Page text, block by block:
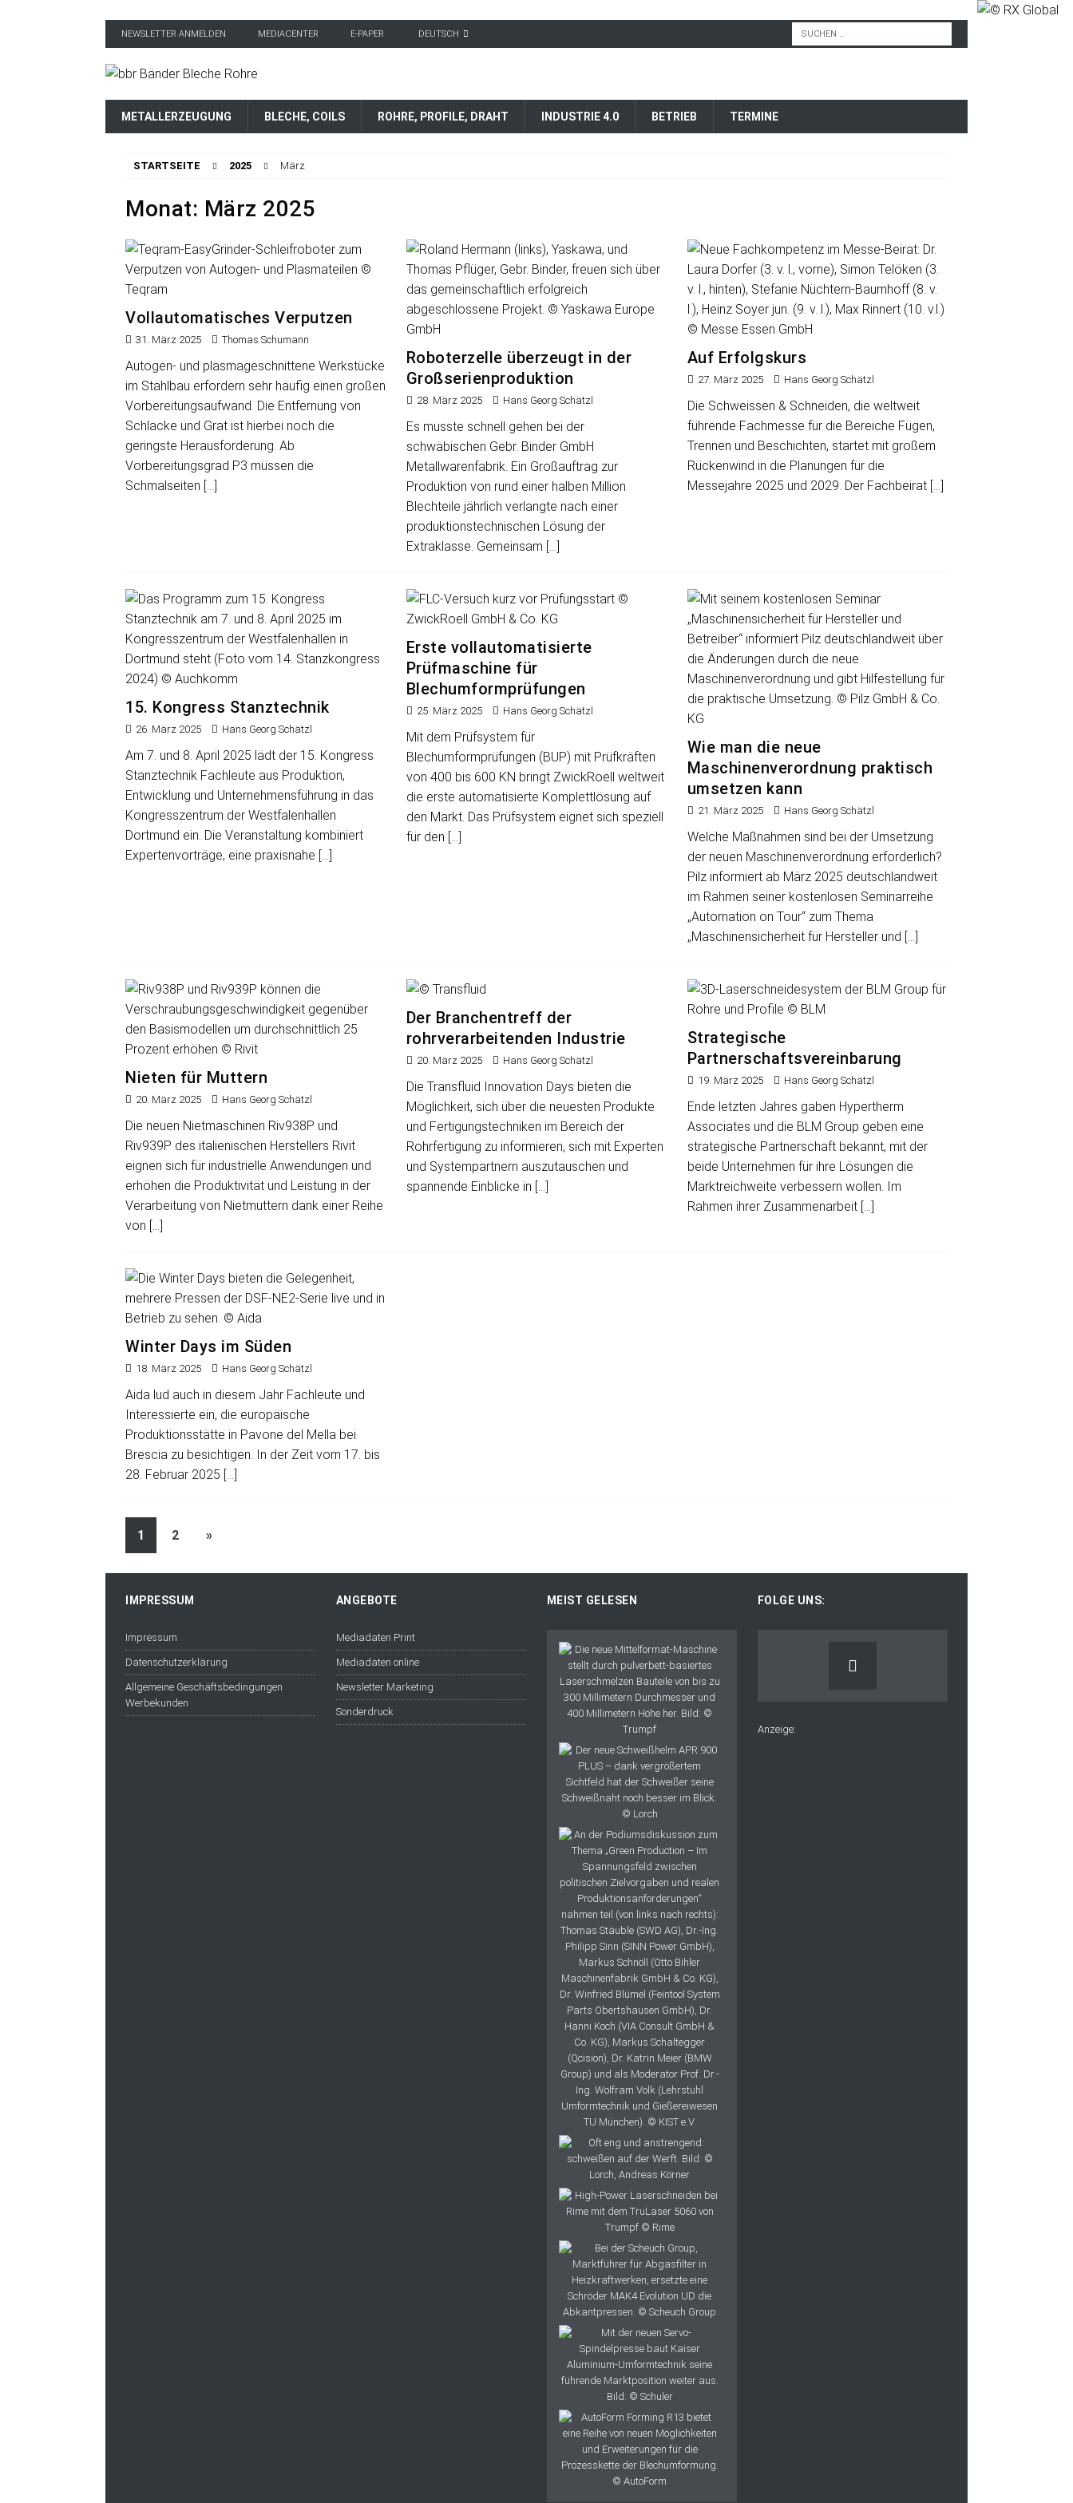
NEWSLETTER ANMELDEN MEDIACENTER E-PAPER DEUTSCH
METALLERZEUGUNG BLECHE, COILS ROHRE, PROFILE, DRAHT INDUSTRIE 4.0 BETRIEB TERMINE
STARTSEITE 2025 März
Monat: März 2025
Vollautomatisches Verputzen
31. März 2025 Thomas Schumann
Autogen- und plasmageschnittene Werkstücke
im Stahlbau erfordern sehr häufig einen großen
Vorbereitungsaufwand. Die Entfernung von
Schlacke und Grat ist hierbei noch die
geringste Herausforderung. Ab
Vorbereitungsgrad P3 müssen die
Schmalseiten […]
Roboterzelle überzeugt in der
Großserienproduktion
28. März 2025 Hans Georg Schätzl
Es musste schnell gehen bei der
schwäbischen Gebr. Binder GmbH
Metallwarenfabrik. Ein Großauftrag zur
Produktion von rund einer halben Million
Blechteile jährlich verlangte nach einer
produktionstechnischen Lösung der
Extraklasse. Gemeinsam […]
Auf Erfolgskurs
27. März 2025 Hans Georg Schätzl
Die Schweissen & Schneiden, die weltweit
führende Fachmesse für die Bereiche Fügen,
Trennen und Beschichten, startet mit großem
Rückenwind in die Planungen für die
Messejahre 2025 und 2029. Der Fachbeirat […]
15. Kongress Stanztechnik
26. März 2025 Hans Georg Schätzl
Am 7. und 8. April 2025 lädt der 15. Kongress
Stanztechnik Fachleute aus Produktion,
Entwicklung und Unternehmensführung in das
Kongresszentrum der Westfalenhallen
Dortmund ein. Die Veranstaltung kombiniert
Expertenvorträge, eine praxisnahe […]
Erste vollautomatisierte
Prüfmaschine für
Blechumformprüfungen
25. März 2025 Hans Georg Schätzl
Mit dem Prüfsystem für
Blechumformprüfungen (BUP) mit Prüfkräften
von 400 bis 600 KN bringt ZwickRoell weltweit
die erste automatisierte Komplettlösung auf
den Markt. Das Prüfsystem eignet sich speziell
für den […]
Wie man die neue
Maschinenverordnung praktisch
umsetzen kann
21. März 2025 Hans Georg Schätzl
Welche Maßnahmen sind bei der Umsetzung
der neuen Maschinenverordnung erforderlich?
Pilz informiert ab März 2025 deutschlandweit
im Rahmen seiner kostenlosen Seminarreihe
„Automation on Tour“ zum Thema
„Maschinensicherheit für Hersteller und […]
Nieten für Muttern
20. März 2025 Hans Georg Schätzl
Die neuen Nietmaschinen Riv938P und
Riv939P des italienischen Herstellers Rivit
eignen sich für industrielle Anwendungen und
erhöhen die Produktivität und Leistung in der
Verarbeitung von Nietmuttern dank einer Reihe
von […]
Der Branchentreff der
rohrverarbeitenden Industrie
20. März 2025 Hans Georg Schätzl
Die Transfluid Innovation Days bieten die
Möglichkeit, sich über die neuesten Produkte
und Fertigungstechniken im Bereich der
Rohrfertigung zu informieren, sich mit Experten
und Systempartnern auszutauschen und
spannende Einblicke in […]
Strategische
Partnerschaftsvereinbarung
19. März 2025 Hans Georg Schätzl
Ende letzten Jahres gaben Hypertherm
Associates und die BLM Group geben eine
strategische Partnerschaft bekannt, mit der
beide Unternehmen für ihre Lösungen die
Marktreichweite verbessern wollen. Im
Rahmen ihrer Zusammenarbeit […]
Winter Days im Süden
18. März 2025 Hans Georg Schätzl
Aida lud auch in diesem Jahr Fachleute und
Interessierte ein, die europäische
Produktionsstätte in Pavone del Mella bei
Brescia zu besichtigen. In der Zeit vom 17. bis
28. Februar 2025 […]
1 2 »
IMPRESSUM
Impressum
Datenschutzerklärung
Allgemeine Geschäftsbedingungen
Werbekunden
ANGEBOTE
Mediadaten Print
Mediadaten online
Newsletter Marketing
Sonderdruck
MEIST GELESEN FOLGE UNS:
Anzeige: